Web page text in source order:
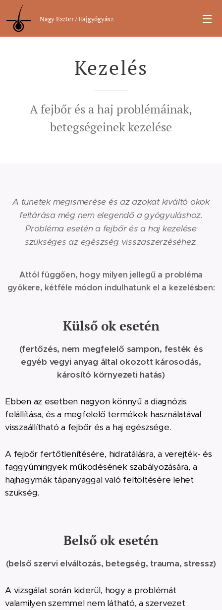
Nagy Eszter / Hajgyógyász
Kezelés
A fejbőr és a haj problémáinak,
betegségeinek kezelése
A tünetek megismerése és az azokat kiváltó okok
feltárása még nem elegendő a gyógyuláshoz.
Probléma esetén a fejbőr és a haj kezelése
szükséges az egészség visszaszerzéséhez.
Attól függően, hogy milyen jellegű a probléma
gyökere, kétféle módon indulhatunk el a kezelésben:
Külső ok esetén
(fertőzés, nem megfelelő sampon, festék és
egyéb vegyi anyag által okozott károsodás,
károsító környezeti hatás)
Ebben az esetben nagyon könnyű a diagnózis
felállítása, és a megfelelő termékek használatával
visszaállítható a fejbőr és a haj egészsége.
A fejbőr fertőtlenítésére, hidratálásra, a verejték- és
faggyúmirigyek működésének szabályozására, a
hajhagymák tápanyaggal való feltöltésére lehet
szükség.
Belső ok esetén
(belső szervi elváltozás, betegség, trauma, stressz)
A vizsgálat során kiderül, hogy a problémát
valamilyen szemmel nem látható, a szervezet